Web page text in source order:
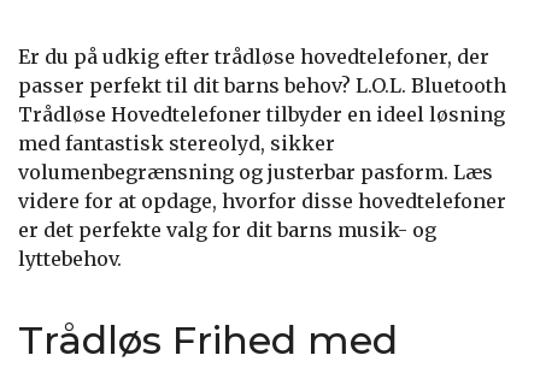
Er du på udkig efter trådløse hovedtelefoner, der
passer perfekt til dit barns behov? L.O.L. Bluetooth
Trådløse Hovedtelefoner tilbyder en ideel løsning
med fantastisk stereolyd, sikker
volumenbegrænsning og justerbar pasform. Læs
videre for at opdage, hvorfor disse hovedtelefoner
er det perfekte valg for dit barns musik- og
lyttebehov.
Trådløs Frihed med